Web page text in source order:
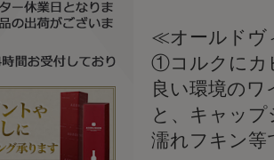
≪オールドヴ
①コルクにカ
良い環境のワ
と、キャッ
濡れフキン等